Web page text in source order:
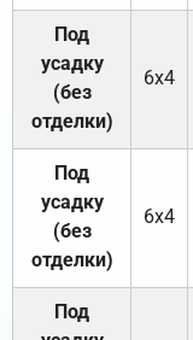
Под
усадку
(без
отделки)
6х4
Под
усадку
(без
отделки)
6х4
Под